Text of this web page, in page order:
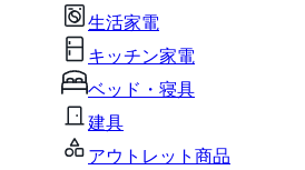
生活家電
キッチン家電
ベッド・寝具
建具
アウトレット商品